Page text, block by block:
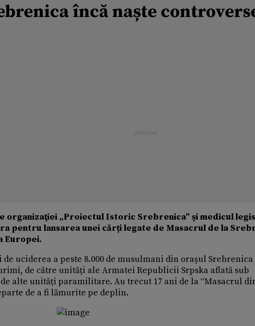
încă naște
organizaţiei „Proiectul Istoric Srebrenica” și medicul
pentru lansarea unei cărți legate de Masacrul de la
Europei.
uciderea a peste 8.000 de musulmani din orașul
de către unități ale Armatei Republicii Srpska aflată sub
alte unități paramilitare. Au trecut 17 ani de la “Masacrul
de a fi lămurite pe deplin.